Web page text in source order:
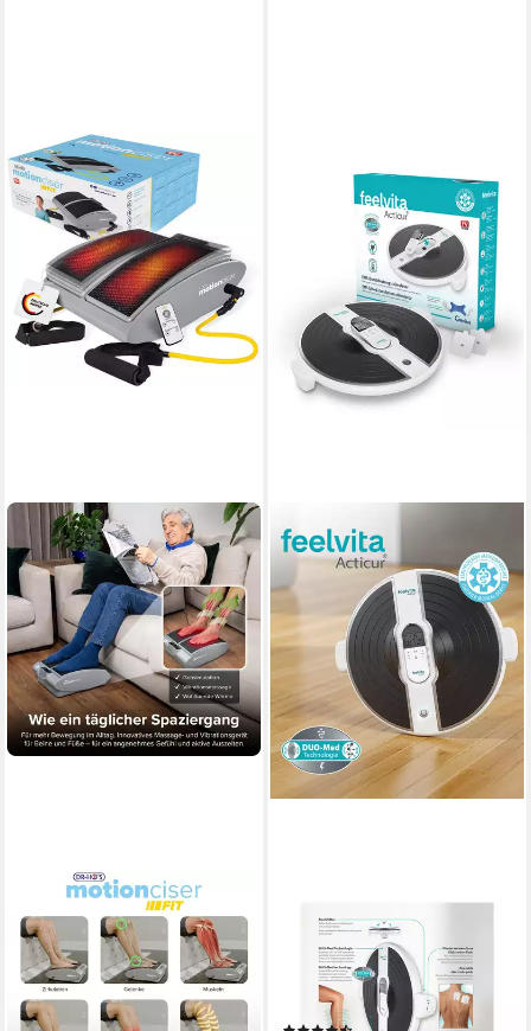
DR-HO'S
Fußmassagegerät
MotionCiser mit
Wärmefunktion,
Vibrationsfunktion und
EMS-Fußmassage-Gerät
Feelvita Acticur EMS-
Durchblutungsstimulator,
kabellos, (Set 11-tlg),